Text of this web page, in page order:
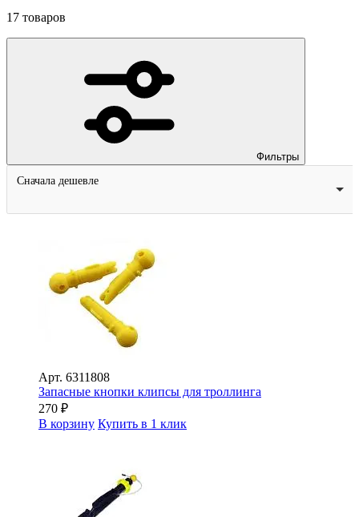
17 товаров
Фильтры
Сначала дешевле
Арт. 6311808
Запасные кнопки клипсы для троллинга
270 ₽
В корзину Купить в 1 клик